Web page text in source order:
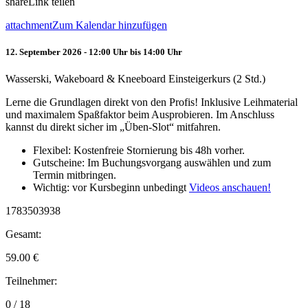
attachmentZum Kalendar hinzufügen
12. September 2026 - 12:00 Uhr bis 14:00 Uhr
Wasserski, Wakeboard & Kneeboard Einsteigerkurs (2 Std.)
Lerne die Grundlagen direkt von den Profis! Inklusive Leihmaterial
und maximalem Spaßfaktor beim Ausprobieren. Im Anschluss
kannst du direkt sicher im „Üben-Slot“ mitfahren.
Flexibel: Kostenfreie Stornierung bis 48h vorher.
Gutscheine: Im Buchungsvorgang auswählen und zum
Termin mitbringen.
Wichtig: vor Kursbeginn unbedingt Videos anschauen!
1783503938
Gesamt:
59.00 €
Teilnehmer:
0 / 18